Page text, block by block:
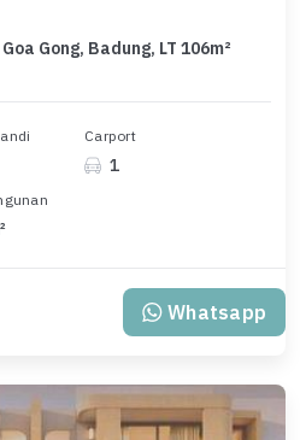
Gong, Badung, LT 106m²
Carport
1
Whatsapp